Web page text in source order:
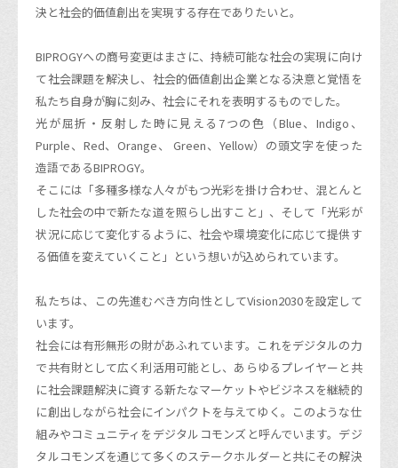
決と社会的価値創出を実現する存在でありたいと。
BIPROGYへの商号変更はまさに、持続可能な社会の実現に向け
て社会課題を解決し、社会的価値創出企業となる決意と覚悟を
私たち自身が胸に刻み、社会にそれを表明するものでした。
光が屈折・反射した時に見える7つの色（Blue、Indigo、
Purple、Red、Orange、 Green、Yellow）の頭文字を使った
造語であるBIPROGY。
そこには「多種多様な人々がもつ光彩を掛け合わせ、混とんと
した社会の中で新たな道を照らし出すこと」、そして「光彩が
状況に応じて変化するように、社会や環境変化に応じて提供す
る価値を変えていくこと」という想いが込められています。
私たちは、この先進むべき方向性としてVision2030を設定して
います。
社会には有形無形の財があふれています。これをデジタルの力
で共有財として広く利活用可能とし、あらゆるプレイヤーと共
に社会課題解決に資する新たなマーケットやビジネスを継続的
に創出しながら社会にインパクトを与えてゆく。このような仕
組みやコミュニティをデジタルコモンズと呼んでいます。デジ
タルコモンズを通じて多くのステークホルダーと共にその解決